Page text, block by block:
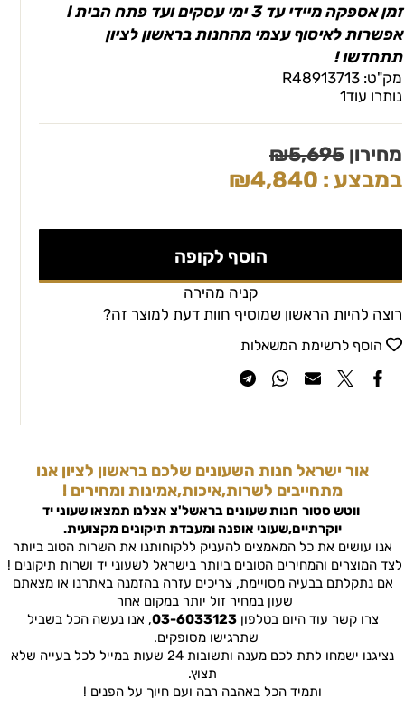
זמן אספקה מיידי עד 3 ימי עסקים ועד פתח הבית !
אפשרות לאיסוף עצמי מהחנות בראשון לציון
תתחדשו !
מק"ט: R48913713
נותרו עוד1
מחירון ₪5,695
במבצע : ₪4,840
הוסף לקופה
קניה מהירה
רוצה להיות הראשון שמוסיף חוות דעת למוצר זה?
הוסף לרשימת המשאלות
אור ישראל חנות השעונים שלכם בראשון לציון אנו
מתחייבים לשרות,איכות,אמינות ומחירים !
ווטש סטור חנות שעונים בראשל'צ אצלנו תמצאו שעוני יד
יוקרתיים,שעוני אופנה ומעבדת תיקונים מקצועית.
אנו עושים את כל המאמצים להעניק ללקוחותנו את השרות הטוב ביותר
לצד המוצרים והמחירים הטובים ביותר בישראל לשעוני יד ושרות תיקונים !
אם נתקלתם בבעיה מסויימת, צריכים עזרה בהזמנה באתרנו או מצאתם
שעון במחיר זול יותר במקום אחר
צרו קשר עוד היום בטלפון03-6033123, אנו נעשה הכל בשביל
שתרגישו מסופקים.
נציגנו ישמחו לתת לכם מענה ותשובות 24 שעות במייל לכל בעייה שלא
תצוץ.
ותמיד הכל באהבה רבה ועם חיוך על הפנים !